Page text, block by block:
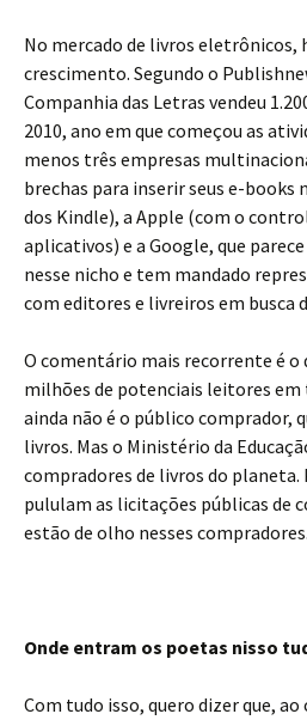
No mercado de livros eletrônicos,
crescimento. Segundo o
Companhia das Letras vendeu
2010, ano em que começou as
menos três empresas
brechas para inserir seus e-books
dos Kindle), a Apple (com o
aplicativos) e a Google, que
nesse nicho e tem mandado
com editores e livreiros em busca
O comentário mais recorrente é o
milhões de potenciais leitores em
ainda não é o público comprador,
livros. Mas o Ministério da
compradores de livros do
pululam as licitações públicas de
estão de olho nesses compradores.
Onde entram os poetas nisso
Com tudo isso, quero dizer que,